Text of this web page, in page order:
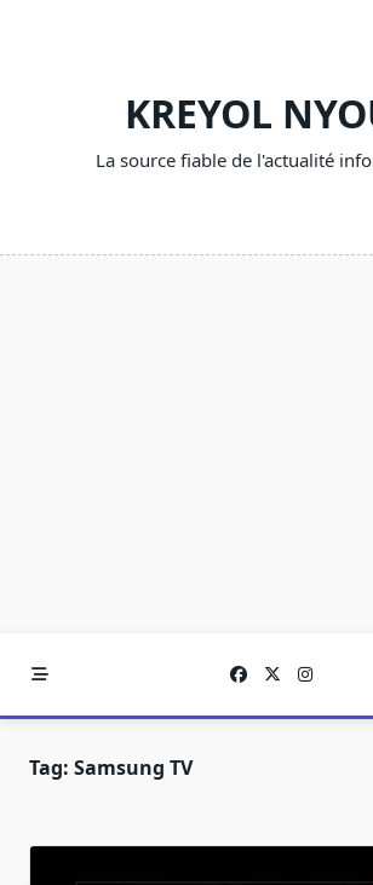
KREYOL
La source fiable de l'actualité
Tag: Samsung TV